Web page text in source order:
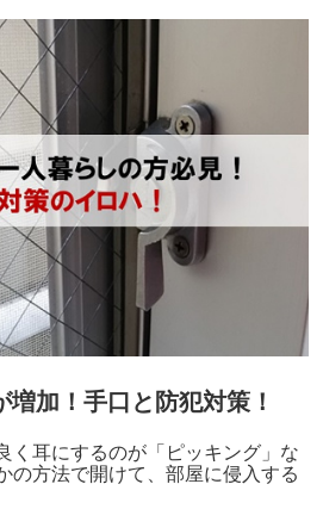
加！手口と防犯対策！
く耳にするのが「ピッキング」な
の方法で開けて、部屋に侵入する